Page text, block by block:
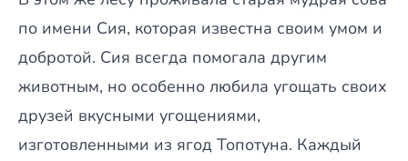
по имени Сия, которая известна своим умом и
добротой. Сия всегда помогала другим
животным, но особенно любила угощать своих
друзей вкусными угощениями,
изготовленными из ягод Топотуна. Каждый